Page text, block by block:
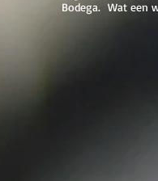
Bodega. Wat een